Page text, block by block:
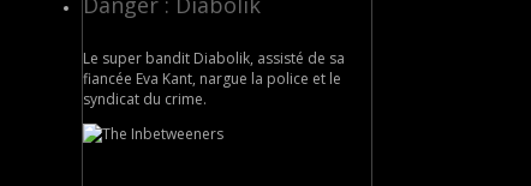
Le super bandit Diabolik, assisté de sa
fiancée Eva Kant, nargue la police et le
syndicat du crime.